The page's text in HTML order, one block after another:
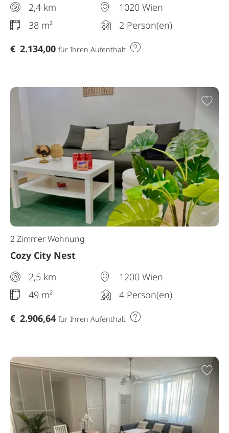
2,4 km
1020 Wien
38 m²
2 Person(en)
€ 2.134,00 für Ihren Aufenthalt
2 Zimmer Wohnung
Cozy City Nest
2,5 km
1200 Wien
49 m²
4 Person(en)
€ 2.906,64 für Ihren Aufenthalt